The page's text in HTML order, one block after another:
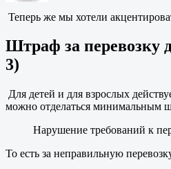
Теперь же мы хотели
Штраф за перевозку
3)
Для детей и для взрослых
можно отделаться минимальным
Нарушение требований к
То есть за неправильную